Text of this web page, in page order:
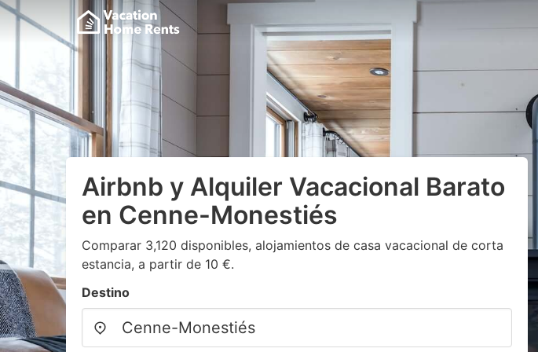
Airbnb y Alquiler Vacacional Barato
en Cenne-Monestiés
Comparar 3,120 disponibles, alojamientos de casa vacacional de corta
estancia, a partir de 10 €.
Destino